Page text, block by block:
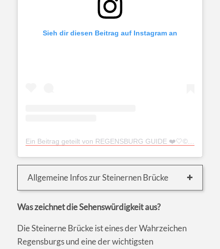
Sieh dir diesen Beitrag auf Instagram an
Ein Beitrag geteilt von REGENSBURG GUIDE ❤️🤍©️ (@regensburgguide)
Allgemeine Infos zur Steinernen Brücke
Was zeichnet die Sehenswürdigkeit aus?
Die Steinerne Brücke ist eines der Wahrzeichen
Regensburgs und eine der wichtigsten